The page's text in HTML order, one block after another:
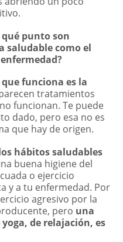
qué punto son
saludable como el
funciona es la
tratamientos
funcionan. Te puede
dado, pero esa no es
que hay de origen.
hábitos saludables
buena higiene del
o ejercicio
y a tu enfermedad. Por
agresivo por la
pero una
de relajación, es